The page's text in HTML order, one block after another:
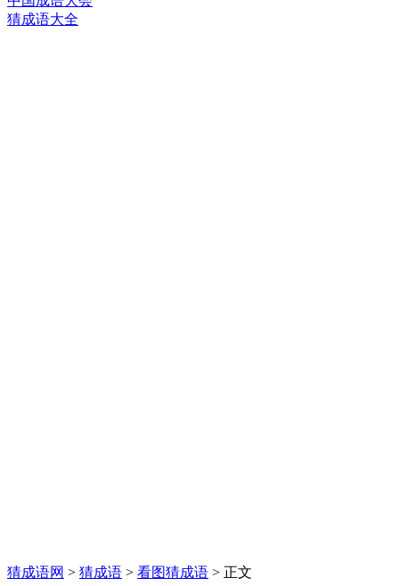
猜成语大全
猜成语网 > 猜成语 > 看图猜成语 > 正文